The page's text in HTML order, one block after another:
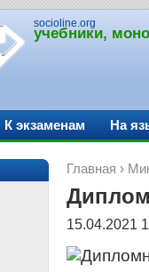
socioline.org
учебники,
Главная ›
15.04.2021
К экзаменам На